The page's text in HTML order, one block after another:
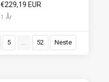
€229,19 EUR
1 År
5 … 52 Neste